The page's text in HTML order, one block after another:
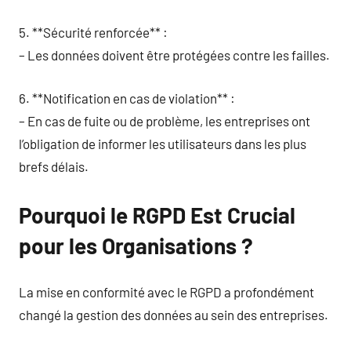
5. **Sécurité renforcée** :
– Les données doivent être protégées contre les failles.
6. **Notification en cas de violation** :
– En cas de fuite ou de problème, les entreprises ont
l’obligation de informer les utilisateurs dans les plus
brefs délais.
Pourquoi le RGPD Est Crucial
pour les Organisations ?
La mise en conformité avec le RGPD a profondément
changé la gestion des données au sein des entreprises.